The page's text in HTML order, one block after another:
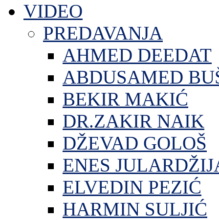
VIDEO
PREDAVANJA
AHMED DEEDAT
ABDUSAMED
BEKIR MAKIĆ
DR.ZAKIR NAIK
DŽEVAD GOLOŠ
ENES
ELVEDIN PEZIĆ
HARMIN SULJIĆ